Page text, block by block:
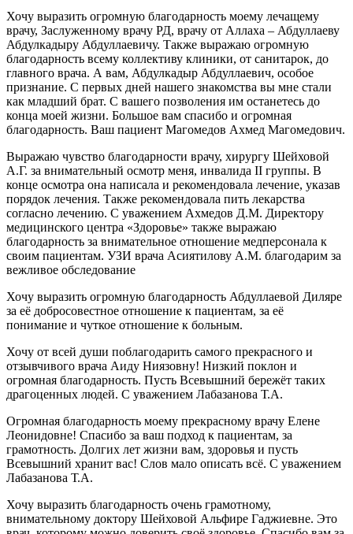
Хочу выразить огромную благодарность моему лечащему
врачу, Заслуженному врачу РД, врачу от Аллаха – Абдуллаеву
Абдулкадыру Абдуллаевичу. Также выражаю огромную
благодарность всему коллективу клиники, от санитарок, до
главного врача. А вам, Абдулкадыр Абдуллаевич, особое
признание. С первых дней нашего знакомства вы мне стали
как младший брат. С вашего позволения им останетесь до
конца моей жизни. Большое вам спасибо и огромная
благодарность. Ваш пациент Магомедов Ахмед Магомедович.
Выражаю чувство благодарности врачу, хирургу Шейховой
А.Г. за внимательный осмотр меня, инвалида II группы. В
конце осмотра она написала и рекомендовала лечение, указав
порядок лечения. Также рекомендовала пить лекарства
согласно лечению. С уважением Ахмедов Д.М. Директору
медицинского центра «Здоровье» также выражаю
благодарность за внимательное отношение медперсонала к
своим пациентам. УЗИ врача Асиятилову А.М. благодарим за
вежливое обследование
Хочу выразить огромную благодарность Абдуллаевой Диляре
за её добросовестное отношение к пациентам, за её
понимание и чуткое отношение к больным.
Хочу от всей души поблагодарить самого прекрасного и
отзывчивого врача Аиду Ниязовну! Низкий поклон и
огромная благодарность. Пусть Всевышний бережёт таких
драгоценных людей. С уважением Лабазанова Т.А.
Огромная благодарность моему прекрасному врачу Елене
Леонидовне! Спасибо за ваш подход к пациентам, за
грамотность. Долгих лет жизни вам, здоровья и пусть
Всевышний хранит вас! Слов мало описать всё. С уважением
Лабазанова Т.А.
Хочу выразить благодарность очень грамотному,
внимательному доктору Шейховой Альфире Гаджиевне. Это